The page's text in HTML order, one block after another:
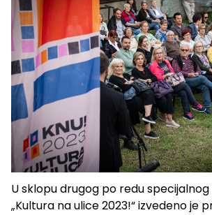
U sklopu drugog po redu
„Kultura na ulice 2023!“ izvedeno je